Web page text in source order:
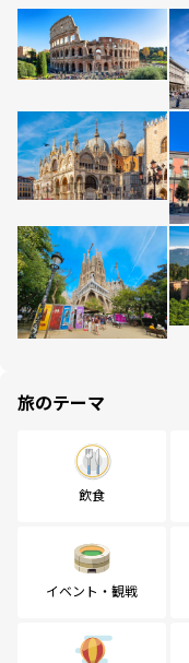
旅のテーマ
飲食
イベント・観戦